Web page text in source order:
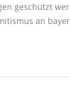
geschützt
an